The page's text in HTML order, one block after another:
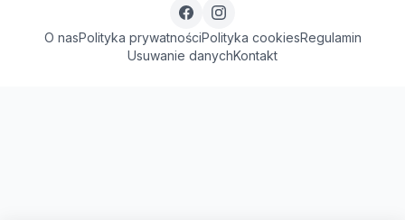
O nasPolityka prywatnościPolityka cookiesRegulamin
Usuwanie danychKontakt